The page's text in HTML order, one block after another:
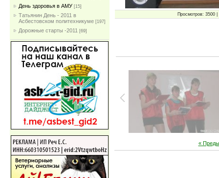
День здоровья в АМУ [15]
Татьянин День - 2011 в
Асбестовском политехникуме [197]
Дорожные старты -2011 [69]
Просмотров: 3500
«